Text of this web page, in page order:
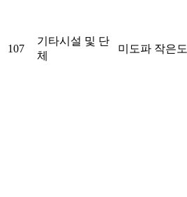
107
기타시설 및 단
체
미도파 작은